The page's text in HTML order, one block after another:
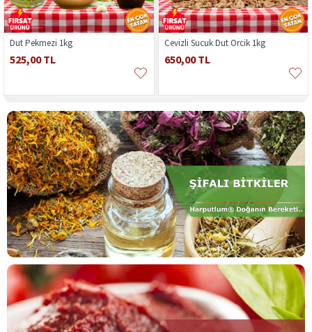
Dut Pekmezi 1kg
525,00 TL
Cevizli Sucuk Dut Orcik 1kg
650,00 TL